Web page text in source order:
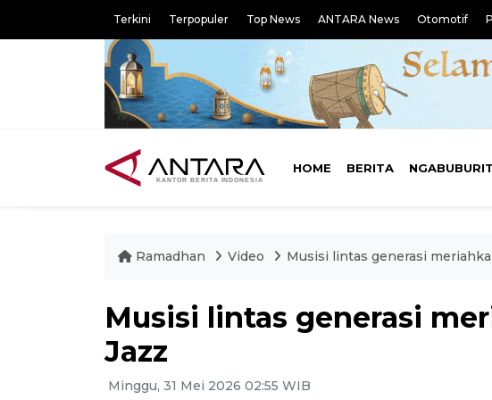
Terkini Terpopuler Top News ANTARA News Otomotif
HOME BERITA NGABUBURIT
Ramadhan Video Musisi lintas generasi
Musisi lintas generasi
Jazz
Minggu, 31 Mei 2026 02:55 WIB